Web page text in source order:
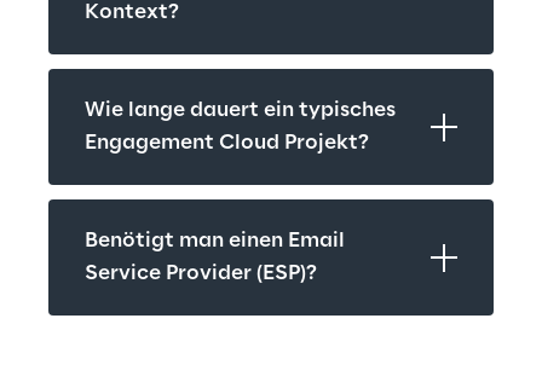
Kontext?
Wie lange dauert ein typisches
Engagement Cloud Projekt?
Benötigt man einen Email
Service Provider (ESP)?